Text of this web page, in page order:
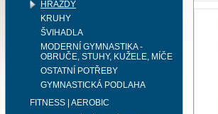
HRAZDY
KRUHY
ŠVIHADLA
MODERNÍ GYMNASTIKA -
OBRUČE, STUHY, KUŽELE, MÍČE
OSTATNÍ POTŘEBY
GYMNASTICKÁ PODLAHA
FITNESS | AEROBIC